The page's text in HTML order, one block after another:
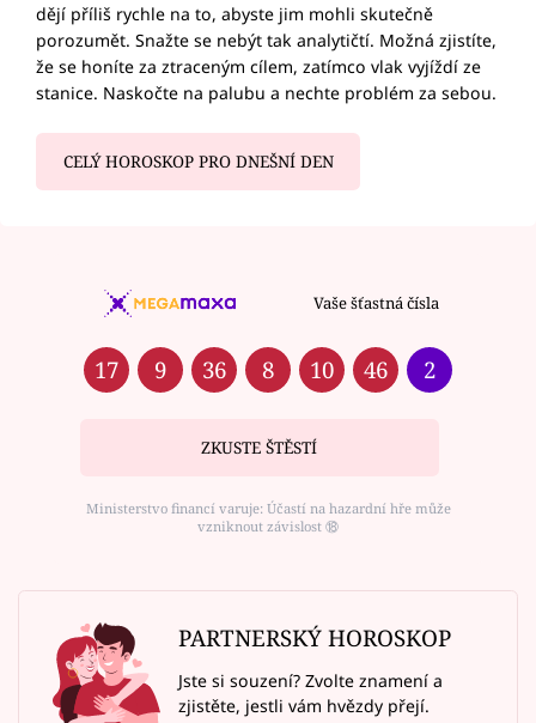
dějí příliš rychle na to, abyste jim mohli skutečně
porozumět. Snažte se nebýt tak analytičtí. Možná zjistíte,
že se honíte za ztraceným cílem, zatímco vlak vyjíždí ze
stanice. Naskočte na palubu a nechte problém za sebou.
CELÝ HOROSKOP PRO DNEŠNÍ DEN
Vaše šťastná čísla
17 9 36 8 10 46 2
ZKUSTE ŠTĚSTÍ
Ministerstvo financí varuje: Účastí na hazardní hře může
vzniknout závislost ⑱
PARTNERSKÝ HOROSKOP
Jste si souzení? Zvolte znamení a
zjistěte, jestli vám hvězdy přejí.